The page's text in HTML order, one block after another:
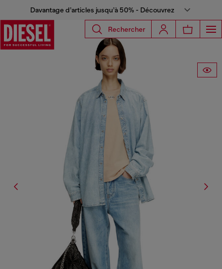
Davantage d’articles jusqu’à 50% - Découvrez
Rechercher